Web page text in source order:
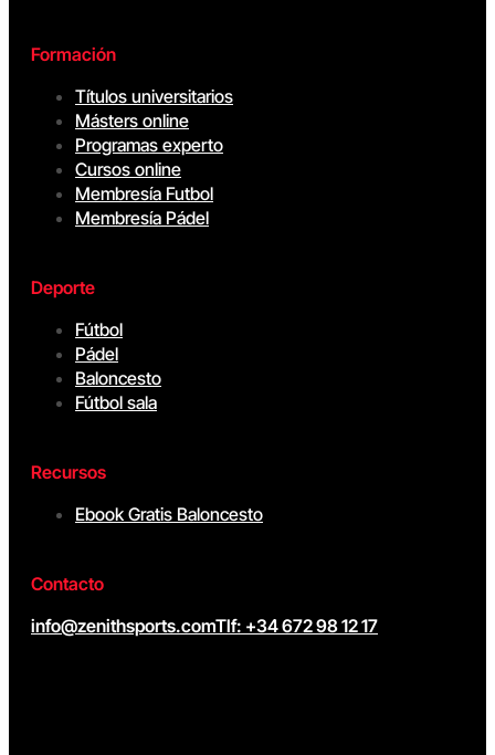
Formación
Títulos universitarios
Másters online
Programas experto
Cursos online
Membresía Futbol
Membresía Pádel
Deporte
Fútbol
Pádel
Baloncesto
Fútbol sala
Recursos
Ebook Gratis Baloncesto
Contacto
info@zenithsports.comTlf: +34 672 98 12 17